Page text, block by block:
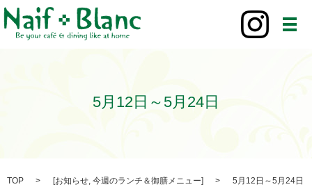
メ
5月12日～5月24日
TOP [お知らせ, 今週のランチ＆御膳メニュー] 5月12日～5月24日